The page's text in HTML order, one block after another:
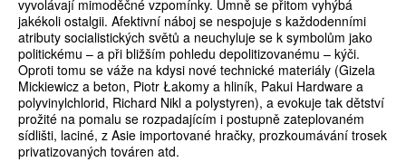
vyvolávají mimoděčné vzpomínky. Umně se přitom vyhýbá
jakékoli ostalgii. Afektivní náboj se nespojuje s každodenními
atributy socialistických světů a neuchyluje se k symbolům jako
politickému – a při bližším pohledu depolitizovanému – kýči.
Oproti tomu se váže na kdysi nové technické materiály (Gizela
Mickiewicz a beton, Piotr Łakomy a hliník, Pakui Hardware a
polyvinylchlorid, Richard Nikl a polystyren), a evokuje tak dětství
prožité na pomalu se rozpadajícím i postupně zateplovaném
sídlišti, laciné, z Asie importované hračky, prozkoumávání trosek
privatizovaných továren atd.